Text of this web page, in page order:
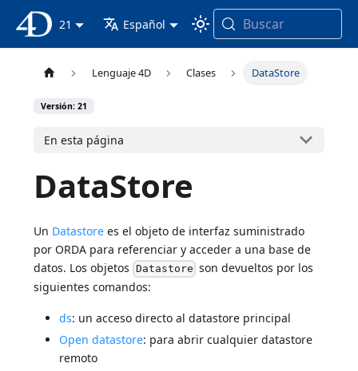
Documentación 4D
21 Español Buscar
Lenguaje 4D Clases DataStore
Versión: 21
En esta página
DataStore
Un Datastore es el objeto de interfaz suministrado
por ORDA para referenciar y acceder a una base de
datos. Los objetos Datastore son devueltos por los
siguientes comandos:
ds: un acceso directo al datastore principal
Open datastore: para abrir cualquier datastore
remoto